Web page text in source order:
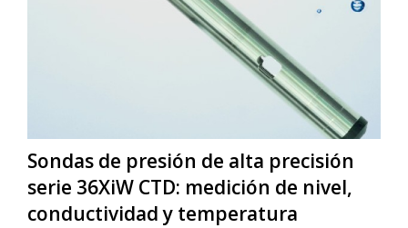
Sondas de presión de alta precisión
serie 36XiW CTD: medición de nivel,
conductividad y temperatura